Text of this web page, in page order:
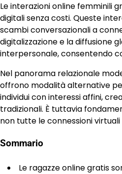
Le interazioni online femminili
digitali senza costi. Queste
scambi conversazionali a
digitalizzazione e la diffusione
interpersonale, consentendo
Nel panorama relazionale
offrono modalità alternative
individui con interessi affini,
tradizionali. È tuttavia
non tutte le connessioni
Sommario
Le ragazze online gratis